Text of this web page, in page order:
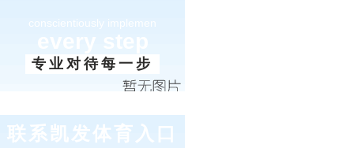
conscientiously implemen
every step
专业对待每一步
联系凯发体育入口